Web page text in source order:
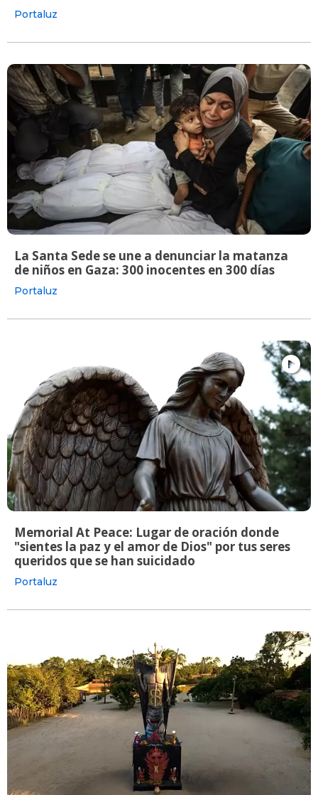
Portaluz
La Santa Sede se une a denunciar la matanza
de niños en Gaza: 300 inocentes en 300 días
Portaluz
Memorial At Peace: Lugar de oración donde
"sientes la paz y el amor de Dios" por tus seres
queridos que se han suicidado
Portaluz